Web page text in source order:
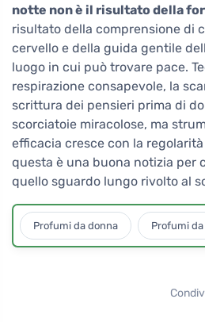
notte non è il risultato della
risultato della comprensione di
cervello e della guida gentile
luogo in cui può trovare pace.
respirazione consapevole, la
scrittura dei pensieri prima di
scorciatoie miracolose, ma
efficacia cresce con la
questa è una buona notizia per
quello sguardo lungo rivolto al
Profumi da donna Profumi